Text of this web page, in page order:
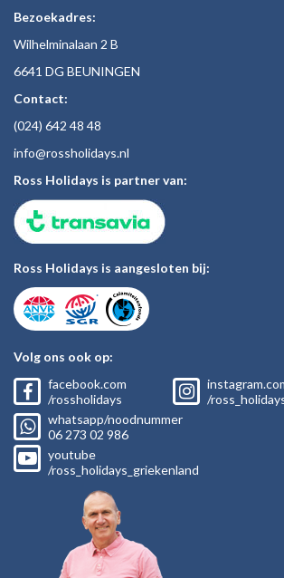
Bezoekadres:
Wilhelminalaan 2 B
6641 DG BEUNINGEN
Contact:
(024) 642 48 48
info@rossholidays.nl
Ross Holidays is partner van:
Ross Holidays is aangesloten bij:
Volg ons ook op:
facebook.com
/rossholidays
/
whatsapp/noodnummer
06 273 02 986
youtube
/ross_holidays_griekenland